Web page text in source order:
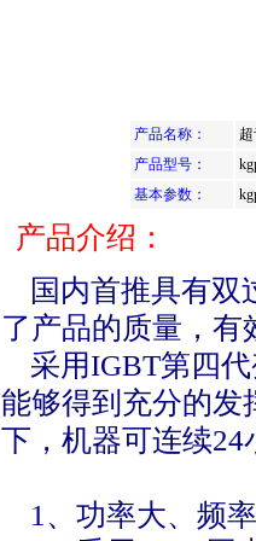
产品名称：
产品型号：
基本参数：
产品介绍：
国内首推具有双
了产品的质量，有
采用IGBT第四代
能够得到充分的发
下，机器可连续24
1、功率大、频